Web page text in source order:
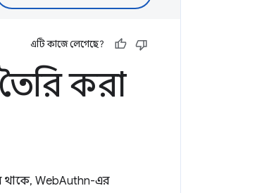
এটি কাজে লেগেছে?
করা
থাকে, WebAuthn-এর